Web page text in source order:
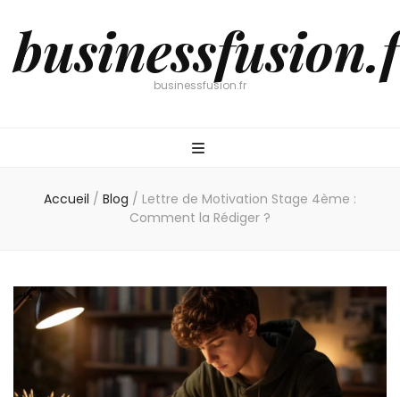
businessfusion.fr
Accueil / Blog / Lettre de Motivation Stage 4ème :
Comment la Rédiger ?